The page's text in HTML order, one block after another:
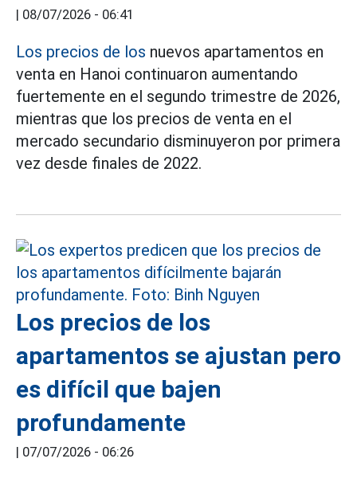
| 08/07/2026 - 06:41
Los precios de los nuevos apartamentos en
venta en Hanoi continuaron aumentando
fuertemente en el segundo trimestre de 2026,
mientras que los precios de venta en el
mercado secundario disminuyeron por primera
vez desde finales de 2022.
Los precios de los
apartamentos se ajustan pero
es difícil que bajen
profundamente
| 07/07/2026 - 06:26